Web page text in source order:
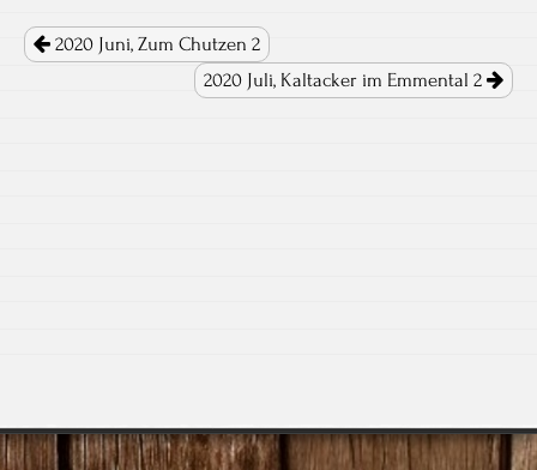
Post navigation
2020 Juni, Zum Chutzen 2
2020 Juli, Kaltacker im Emmental 2